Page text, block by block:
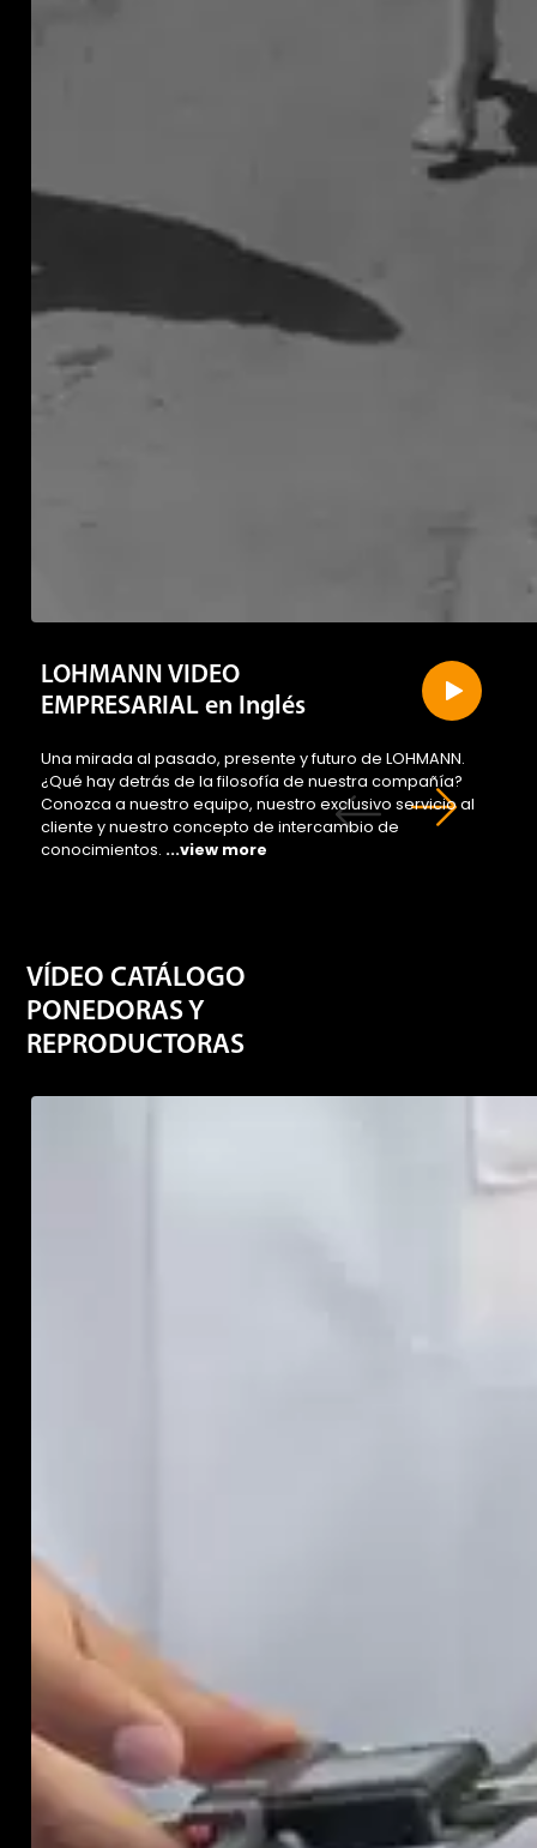
LOHMANN VIDEO
EMPRESARIAL en Inglés
Una mirada al pasado, presente y futuro de LOHMANN.
Conozca a nuestro equipo, nuestro exclusivo servicio al
cliente y nuestro concepto de intercambio de
conocimientos....view more
PONEDORAS Y
REPRODUCTORAS